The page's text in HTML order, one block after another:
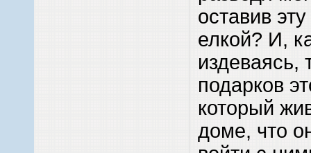
оставив
елкой? И,
издеваясь,
подарков
который
доме, что